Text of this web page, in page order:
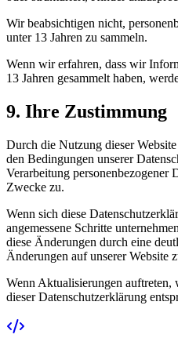
Wir beabsichtigen nicht,
unter 13 Jahren zu sammeln.
Wenn wir erfahren, dass wir
13 Jahren gesammelt haben,
9. Ihre Zustimmung
Durch die Nutzung dieser
den Bedingungen unserer
Verarbeitung personenbezogener
Zwecke zu.
Wenn sich diese
angemessene Schritte
diese Änderungen durch eine
Änderungen auf unserer Website
Wenn Aktualisierungen
dieser Datenschutzerklärung